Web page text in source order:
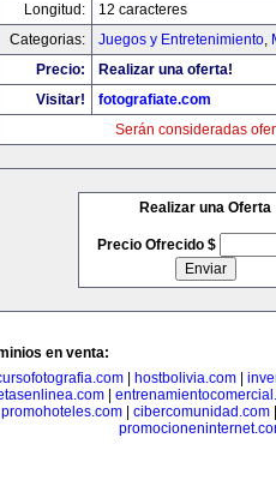
Longitud:
12 caracteres
Categorias:
Juegos y Entretenimiento,
Precio:
Realizar una oferta!
Visitar!
fotografiate.com
Serán consideradas
Realizar una Oferta
Precio Ofrecido $
en venta:
| hostbolivia.com|
|
promohoteles.com
cibercomunidad.com